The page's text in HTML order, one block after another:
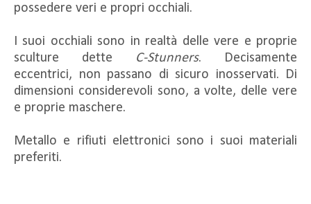
possedere veri e propri occhiali.
I suoi occhiali sono in realtà delle vere e proprie
sculture dette C-Stunners. Decisamente
eccentrici, non passano di sicuro inosservati. Di
dimensioni considerevoli sono, a volte, delle vere
e proprie maschere.
Metallo e rifiuti elettronici sono i suoi materiali
preferiti.